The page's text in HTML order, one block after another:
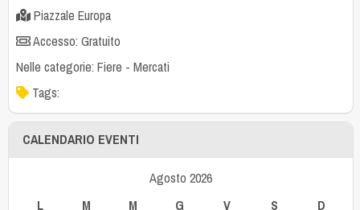
Piazzale Europa
Accesso: Gratuito
Nelle categorie: Fiere - Mercati
Tags:
CALENDARIO EVENTI
Agosto 2026
L
M M G V S D